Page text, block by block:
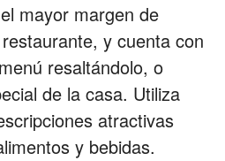
mayor margen de
y cuenta con
resaltándolo, o
de la casa. Utiliza
atractivas
y bebidas.